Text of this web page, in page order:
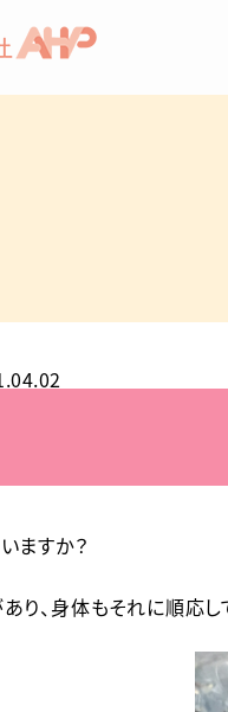
ますか？
り、身体もそれに順応し